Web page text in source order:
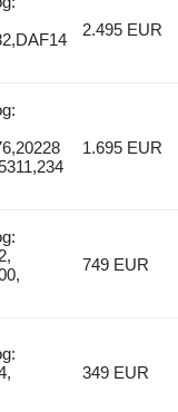
2.495 EUR
1.695 EUR
749 EUR
349 EUR